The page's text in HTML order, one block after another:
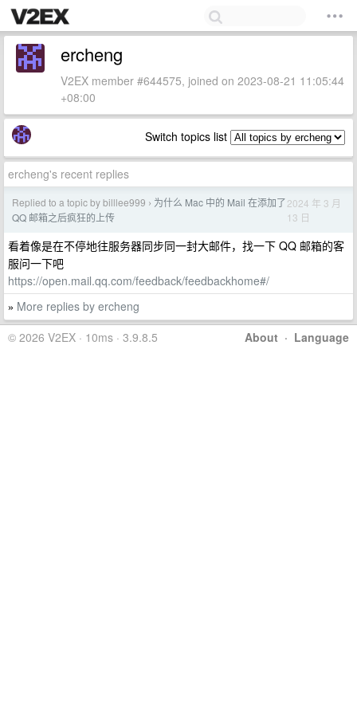
ercheng
V2EX member #644575, joined on 2023-08-21 11:05:44
+08:00
Switch topics list
ercheng's recent replies
Replied to a topic by billlee999 › 为什么 Mac 中的 Mail 在添加了
QQ 邮箱之后疯狂的上传
2024 年 3 月
13 日
看着像是在不停地往服务器同步同一封大邮件，找一下 QQ 邮箱的客
服问一下吧
https://open.mail.qq.com/feedback/feedbackhome#/
» More replies by ercheng
About · Language
© 2026 V2EX · 10ms · 3.9.8.5